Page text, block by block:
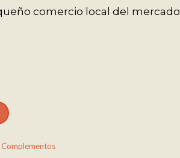
comercio local del mercado
Complementos